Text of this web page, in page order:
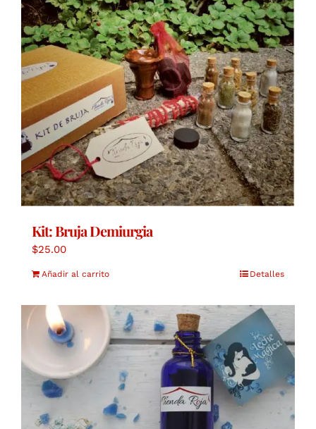
Kit: Bruja Demiurgia
$25.00
Añadir al carrito Detalles